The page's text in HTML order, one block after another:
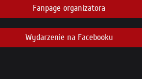
Fanpage organizatora
Wydarzenie na Facebooku